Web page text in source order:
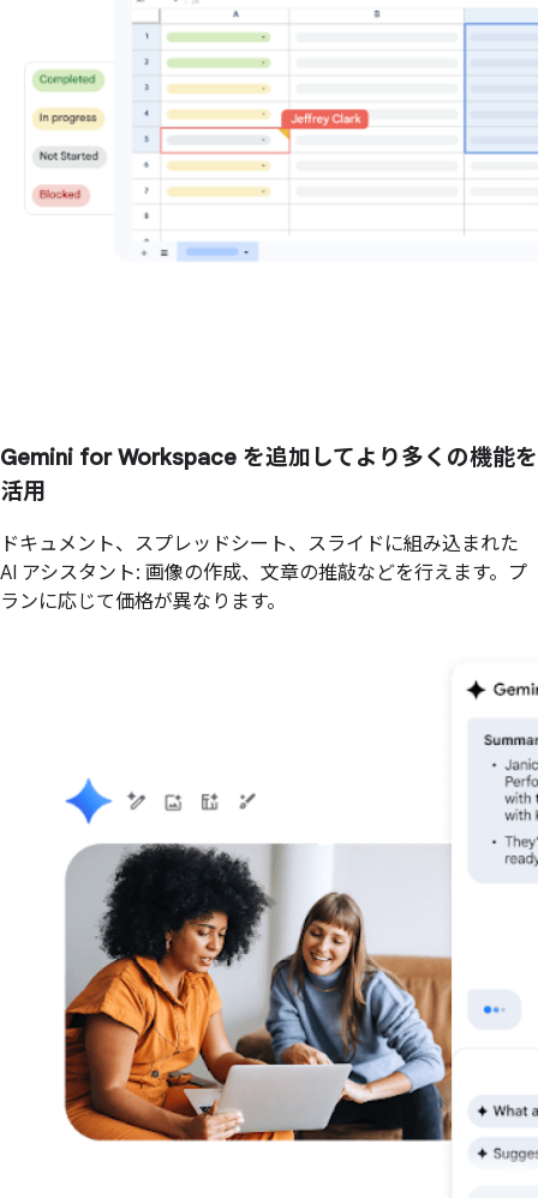
Gemini for Workspace を追加してより多くの機能を
活用
ドキュメント、スプレッドシート、スライドに組み込まれた
AI アシスタント: 画像の作成、文章の推敲などを行えます。プ
ランに応じて価格が異なります。